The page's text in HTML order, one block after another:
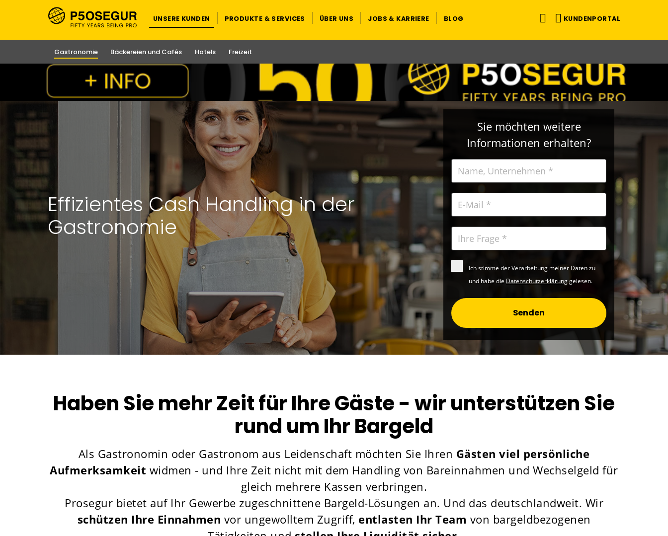
UNSERE KUNDEN PRODUKTE & SERVICES ÜBER UNS JOBS & KARRIERE BLOG KUNDENPORTAL
Gastronomie Bäckereien und Cafés Hotels Freizeit
Effizientes Cash Handling in der
Gastronomie
Sie möchten weitere
Informationen erhalten?
Ich stimme der Verarbeitung meiner Daten zu
und habe die Datenschutzerklärunggelesen.
Senden
Haben Sie mehr Zeit für Ihre Gäste - wir unterstützen Sie
rund um Ihr Bargeld
Als Gastronomin oder Gastronom aus Leidenschaft möchten Sie Ihren Gästen viel persönliche
Aufmerksamkeit widmen - und Ihre Zeit nicht mit dem Handling von Bareinnahmen und Wechselgeld für
gleich mehrere Kassen verbringen.
Prosegur bietet auf Ihr Gewerbe zugeschnittene Bargeld-Lösungen an. Und das deutschlandweit. Wir
schützen Ihre Einnahmen vor ungewolltem Zugriff, entlasten Ihr Team von bargeldbezogenen